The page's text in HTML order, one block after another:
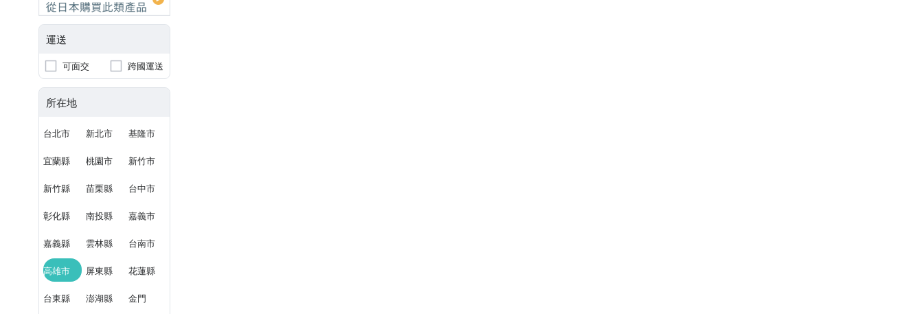
運送
可面交 跨國運送
所在地
台北市 新北市 基隆市
宜蘭縣 桃園市 新竹市
新竹縣 苗栗縣 台中市
彰化縣 南投縣 嘉義市
嘉義縣 雲林縣 台南市
高雄市 屏東縣 花蓮縣
台東縣 澎湖縣 金門